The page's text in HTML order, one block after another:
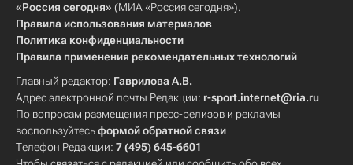
«Россия сегодня» (МИА «Россия сегодня»).
Правила использования материалов
Политика конфиденциальности
Правила применения рекомендательных технологий
Главный редактор: Гаврилова А.В.
Адрес электронной почты Редакции: r-sport.internet@ria.ru
По вопросам размещения пресс-релизов и рекламы
воспользуйтесьформой обратной связи
Телефон Редакции: 7 (495) 645-6601